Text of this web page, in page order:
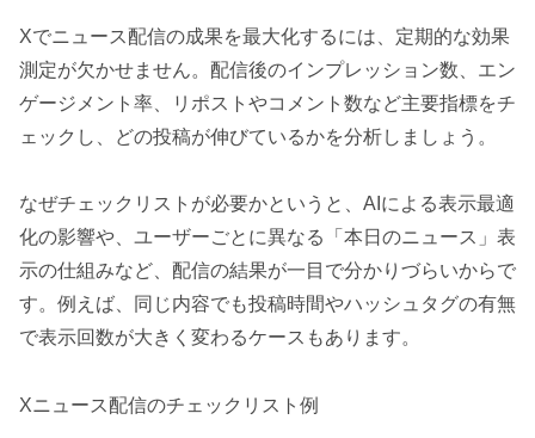
Xでニュース配信の成果を最大化するには、定期的な効果
測定が欠かせません。配信後のインプレッション数、エン
ゲージメント率、リポストやコメント数など主要指標をチ
ェックし、どの投稿が伸びているかを分析しましょう。
なぜチェックリストが必要かというと、AIによる表示最適
化の影響や、ユーザーごとに異なる「本日のニュース」表
示の仕組みなど、配信の結果が一目で分かりづらいからで
す。例えば、同じ内容でも投稿時間やハッシュタグの有無
で表示回数が大きく変わるケースもあります。
Xニュース配信のチェックリスト例